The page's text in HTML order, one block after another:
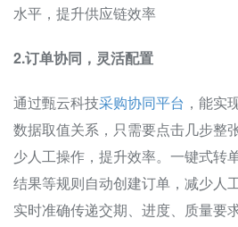
水平，提升供应链效率
2.订单协同，灵活配置
通过甄云科技采购协同平台 ，能实
数据取值关系，只需要点击几步整
少人工操作，提升效率。一键式转
结果等规则自动创建订单，减少人
实时准确传递交期、进度、质量要